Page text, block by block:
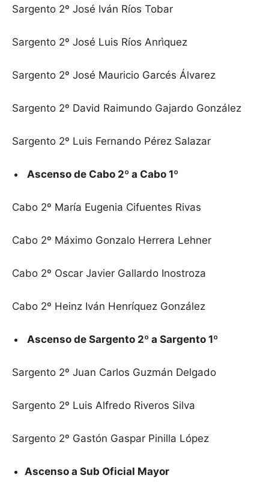
Sargento 2º José Iván Ríos Tobar
Sargento 2º José Luis Ríos Anrìquez
Sargento 2º José Mauricio Garcés Álvarez
Sargento 2º David Raimundo Gajardo González
Sargento 2º Luis Fernando Pérez Salazar
Ascenso de Cabo 2º a Cabo 1º
Cabo 2º María Eugenia Cifuentes Rivas
Cabo 2º Máximo Gonzalo Herrera Lehner
Cabo 2º Oscar Javier Gallardo Inostroza
Cabo 2º Heinz Iván Henríquez González
Ascenso de Sargento 2º a Sargento 1º
Sargento 2º Juan Carlos Guzmán Delgado
Sargento 2º Luis Alfredo Riveros Silva
Sargento 2º Gastón Gaspar Pinilla López
Ascenso a Sub Oficial Mayor